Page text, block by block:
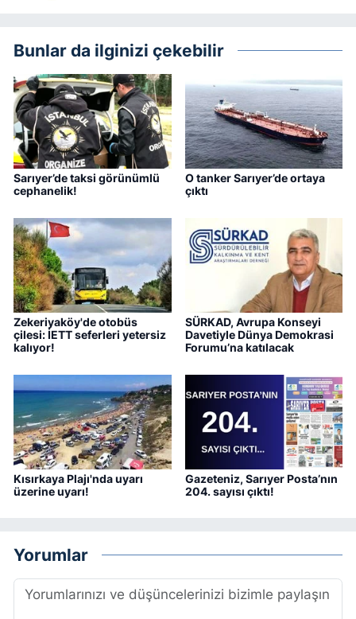
Bunlar da ilginizi çekebilir
Sarıyer’de taksi görünümlü
cephanelik!
O tanker Sarıyer’de ortaya
çıktı
Zekeriyaköy'de otobüs
çilesi: İETT seferleri yetersiz
kalıyor!
SÜRKAD, Avrupa Konseyi
Davetiyle Dünya Demokrasi
Forumu’na katılacak
Kısırkaya Plajı'nda uyarı
üzerine uyarı!
Gazeteniz, Sarıyer Posta’nın
204. sayısı çıktı!
Yorumlar